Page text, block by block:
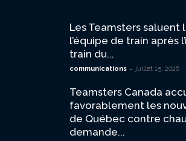
Les Teamsters saluent
l’équipe de train après
train du...
communications - juillet 15, 2026
Teamsters Canada
favorablement les
de Québec contre
demande...